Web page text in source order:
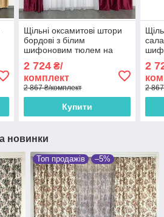
Щільні оксамитові штори
бордові з білим
шифоновим тюлем на
тасьмі ALBO (SHTN-915-
26)
2 724₴/
комплект
2 867 ₴/комплект
Купити
2
2
новинки
Топ продажів –5%